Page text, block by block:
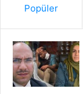
Popüler